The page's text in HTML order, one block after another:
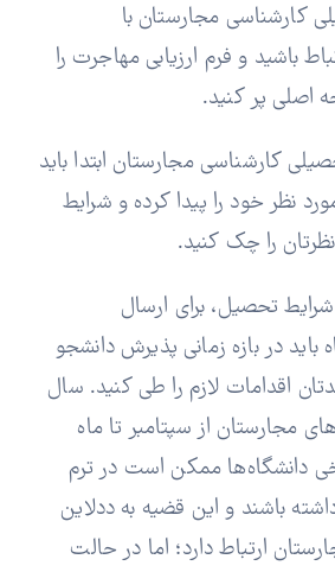
کارشناسی مجارستان با
باشید و فرم ارزیابی مهاجرت را
اصلی پر کنید.
کارشناسی مجارستان ابتدا باید
نظر خود را پیدا کرده و شرایط
را چک کنید.
تحصیل، برای ارسال
در بازه زمانی پذیرش دانشجو
اقدامات لازم را طی کنید. سال
مجارستان از سپتامبر تا ماه
دانشگاه‌ها ممکن است در ترم
باشند و این قضیه به ددلاین
ارتباط دارد؛ اما در حالت